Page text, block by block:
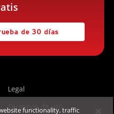
de 30 días
Legal
Términos de uso
functionality, traffic